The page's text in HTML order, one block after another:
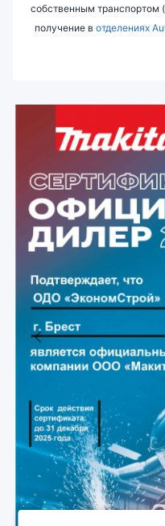
собственным транспортом
получение в отделениях
Previous